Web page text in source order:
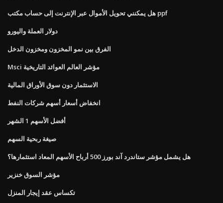
هل يمكنني تحويل الأموال عبر الإنترنت إلى حساب مكتب ppf
دولار العملة واليورو
الفرق بين نمو المخزون ومخزون الدخل
Msci مؤشر العالم العوائد التاريخية
الاستثمار دون سوق الأوراق المالية
انخفاض أسعار أسهم شركات النفط
أفضل الأسهم 1 الشهر
صيغة ربحية السهم
هل يشمل مؤشر ستاندرد آند بورز 500 أرباح الأسهم المعاد استثمارها؟
مؤشر السوق خنزير
تكساس عقد إيجار المنزل